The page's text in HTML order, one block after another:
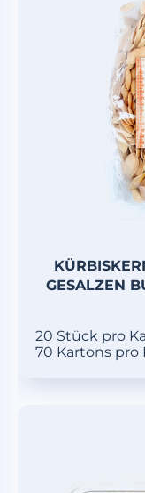
GESALZEN
20 Stück pro
70 Kartons pro